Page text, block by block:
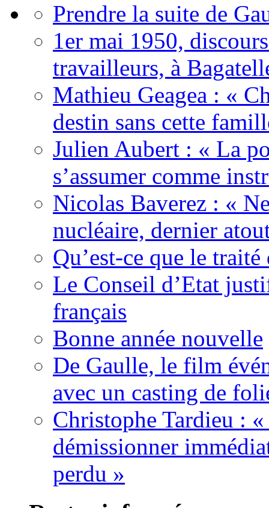
Prendre la suite de
1er mai 1950,
travailleurs, à
Mathieu Geagea : «
destin sans cette
Julien Aubert : « La
s’assumer comme
Nicolas Baverez : «
nucléaire, dernier
Qu’est-ce que le traité
Le Conseil d’Etat
français
Bonne année nouvelle
De Gaulle, le film
avec un casting de
Christophe Tardieu : «
démissionner
perdu »